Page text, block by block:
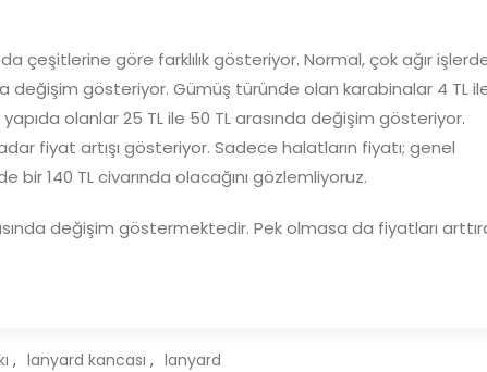
çeşitlerine göre farklılık gösteriyor. Normal, çok ağır
değişim gösteriyor. Gümüş türünde olan karabinalar 4 TL
olanlar 25 TL ile 50 TL arasında değişim gösteriyor.
fiyat artışı gösteriyor. Sadece halatların fiyatı; genel
140 TL civarında olacağını gözlemliyoruz.
değişim göstermektedir. Pek olmasa da fiyatları
, lanyard kancası , lanyard